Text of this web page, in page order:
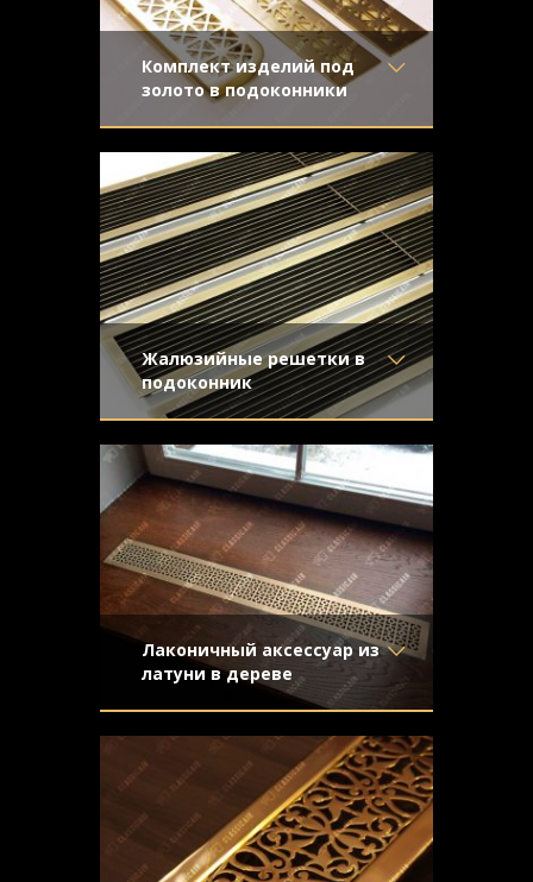
Комплект изделий под
золото в подоконники
Материал- Латунь
Отделка- Полированная
латунь
Узор- Треугольники
Конструкция- Плоская
мраморные и деревянные подоконники.
Золотой блеск отлично работает и в
сочетании с обеими поверхностями.
Жалюзийные решетки в
подоконник
Материал- Латунь
Отделка- Старение с
направленной риской
Узор-
Конструкция- Жалюзи
длинные подоконники. Простые формы
жалюзийной конструкции подчеркивают
благородство натурального металла.
Лаконичный аксессуар из
латуни в дереве
Материал- Латунь
Отделка- Старение с
эффектом затёртости
Узор
- Соединенные
Конструкция- Плоская
подоконник заподлицо с поверхностью